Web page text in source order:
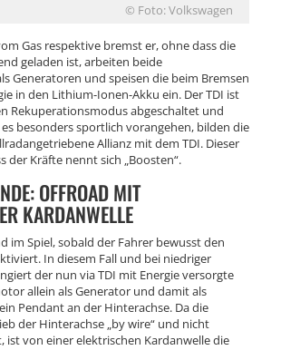
© Foto: Volkswagen
Gas respektive bremst er, ohne dass die
geladen ist, arbeiten beide
Generatoren und speisen die beim Bremsen
in den Lithium-Ionen-Akku ein. Der TDI ist
Rekuperationsmodus abgeschaltet und
besonders sportlich vorangehen, bilden die
Allianz mit dem TDI. Dieser
der Kräfte nennt sich „Boosten“.
OFFROAD MIT
KARDANWELLE
im Spiel, sobald der Fahrer bewusst den
In diesem Fall und bei niedriger
der nun via TDI mit Energie versorgte
allein als Generator und damit als
Pendant an der Hinterachse. Da die
der Hinterachse „by wire“ und nicht
ist von einer elektrischen Kardanwelle die